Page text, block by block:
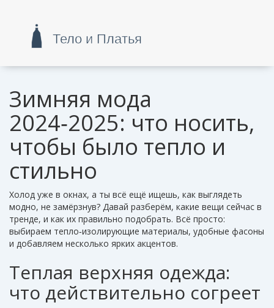
Зимняя мода
2024‑2025: что носить,
чтобы было тепло и
стильно
Холод уже в окнах, а ты всё ещё ищешь, как выглядеть
модно, не замёрзнув? Давай разберём, какие вещи сейчас в
тренде, и как их правильно подобрать. Всё просто:
выбираем тепло‑изолирующие материалы, удобные фасоны
и добавляем несколько ярких акцентов.
Теплая верхняя одежда:
что действительно согреет